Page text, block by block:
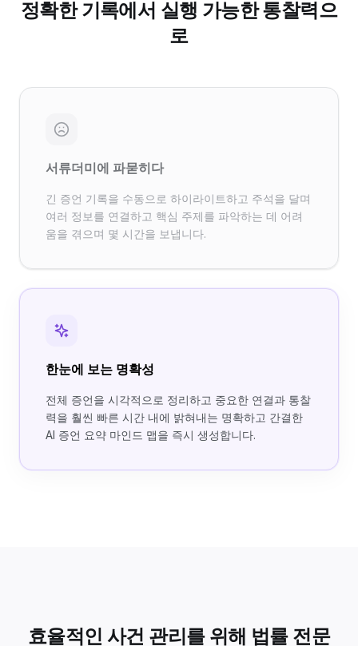
정확한 기록에서 실행 가능한 통찰력으
로
서류더미에 파묻히다
긴 증언 기록을 수동으로 하이라이트하고 주석을 달며
여러 정보를 연결하고 핵심 주제를 파악하는 데 어려
움을 겪으며 몇 시간을 보냅니다.
한눈에 보는 명확성
전체 증언을 시각적으로 정리하고 중요한 연결과 통찰
력을 훨씬 빠른 시간 내에 밝혀내는 명확하고 간결한
AI 증언 요약 마인드 맵을 즉시 생성합니다.
효율적인 사건 관리를 위해 법률 전문